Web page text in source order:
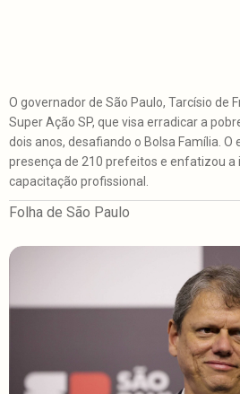
O governador de São Paulo, Tarcísio de
Super Ação SP, que visa erradicar a
dois anos, desafiando o Bolsa Família. O
presença de 210 prefeitos e enfatizou a
capacitação profissional.
Folha de São Paulo